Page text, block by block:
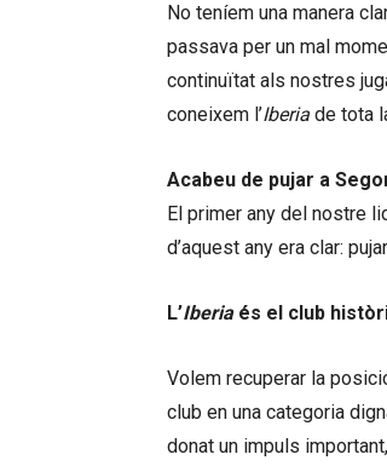
No teníem una manera
passava per un mal
continuïtat als nostres
coneixem l’Iberia de tota
Acabeu de pujar a
El primer any del nostre
d’aquest any era clar:
L’Iberiaés el club
Volem recuperar la
club en una categoria
donat un impuls